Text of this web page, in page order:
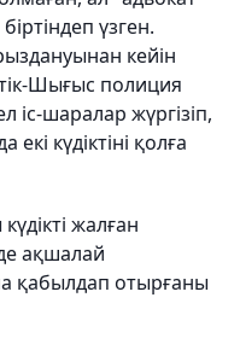
үзген.
кейін
Шығыс полиция
іс-шаралар жүргізіп,
күдіктіні қолға
жалған
ақшалай
қабылдап отырғаны